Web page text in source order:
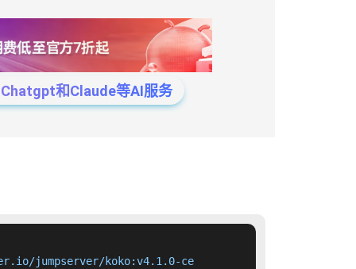
和Claude等AI服务
jumpserver/koko:v4.1.0-ce